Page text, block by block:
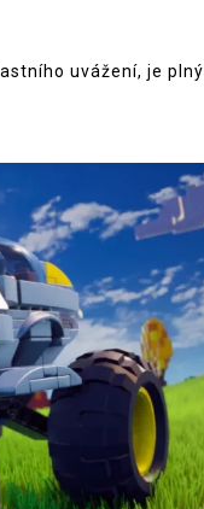
uvážení, je plný